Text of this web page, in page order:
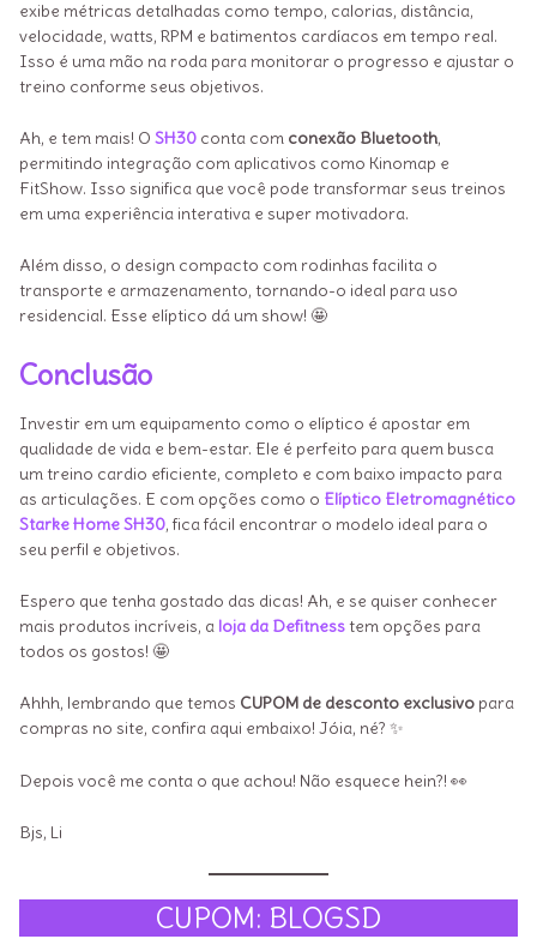
exibe métricas detalhadas como tempo, calorias, distância,
velocidade, watts, RPM e batimentos cardíacos em tempo real.
Isso é uma mão na roda para monitorar o progresso e ajustar o
treino conforme seus objetivos.
Ah, e tem mais! O SH30 conta com conexão Bluetooth,
permitindo integração com aplicativos como Kinomap e
FitShow. Isso significa que você pode transformar seus treinos
em uma experiência interativa e super motivadora.
Além disso, o design compacto com rodinhas facilita o
transporte e armazenamento, tornando-o ideal para uso
residencial. Esse elíptico dá um show! 🤩
Conclusão
Investir em um equipamento como o elíptico é apostar em
qualidade de vida e bem-estar. Ele é perfeito para quem busca
um treino cardio eficiente, completo e com baixo impacto para
as articulações. E com opções como o Elíptico Eletromagnético
Starke Home SH30, fica fácil encontrar o modelo ideal para o
seu perfil e objetivos.
Espero que tenha gostado das dicas! Ah, e se quiser conhecer
mais produtos incríveis, a loja da Defitnesstem opções para
todos os gostos! 🤩
Ahhh, lembrando que temos CUPOM de desconto exclusivo para
compras no site, confira aqui embaixo! Jóia, né? ✨
Depois você me conta o que achou! Não esquece hein?! 👀
Bjs, Li
CUPOM: BLOGSD